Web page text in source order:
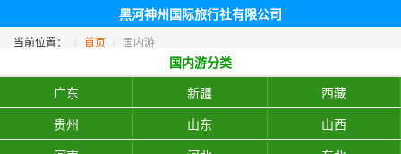
黑河神州国际旅行社有限公司
当前位置： 首页 国内游
国内游分类
广东
新疆
西藏
贵州
山东
山西